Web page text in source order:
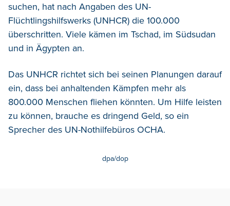
suchen, hat nach Angaben des UN-
Flüchtlingshilfswerks (UNHCR) die 100.000
überschritten. Viele kämen im Tschad, im Südsudan
und in Ägypten an.
Das UNHCR richtet sich bei seinen Planungen darauf
ein, dass bei anhaltenden Kämpfen mehr als
800.000 Menschen fliehen könnten. Um Hilfe leisten
zu können, brauche es dringend Geld, so ein
Sprecher des UN-Nothilfebüros OCHA.
dpa/dop